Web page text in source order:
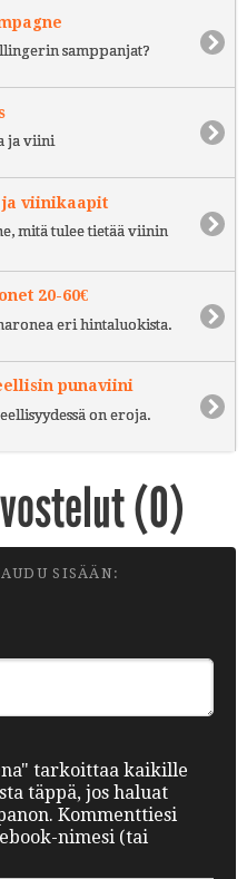
samppanjat?
ja viini
viinikaapit
mitä tulee tietää viinin
20-60€
eri hintaluokista.
punaviini
on eroja.
(0)
SISÄÄN:
tarkoittaa kaikille
täppä, jos haluat
Kommenttiesi
nimesi (tai